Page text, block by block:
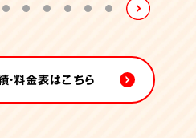
・料金表はこちら